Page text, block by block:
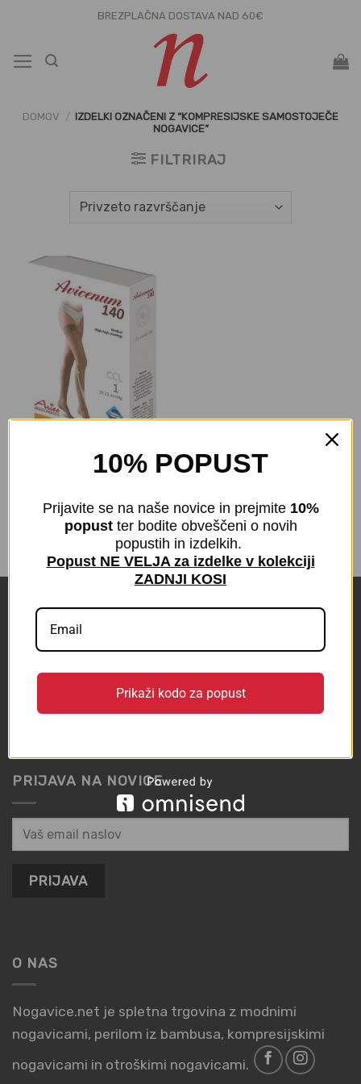
vsebino
BREZPLAČNA DOSTAVA NAD 60€
DOMOV / IZDELKI OZNAČENI Z “KOMPRESIJSKE SAMOSTOJEČE
NOGAVICE”
FILTRIRAJ
SAMOSTOJEČE NOGAVICE
9,90 z DDV
POVEZAVE
PRIJAVA NA NOVICE
O NAS
Nogavice.net je spletna trgovina z modnimi
nogavicami, perilom iz bambusa, kompresijskimi
nogavicami in otroškimi nogavicami.
10% POPUST
Prijavite se na naše novice in prejmite 10%
popust ter bodite obveščeni o novih
popustih in izdelkih.
Popust NE VELJA za izdelke v kolekciji
ZADNJI KOSI
Prikaži kodo za popust